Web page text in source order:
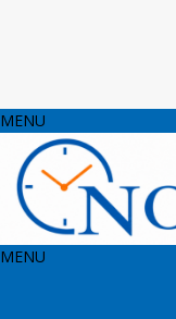
MENU
MENU